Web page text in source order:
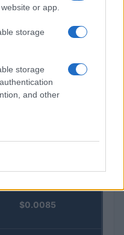
or app.
storage
storage
and other
$0.032
$0.0085